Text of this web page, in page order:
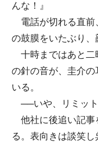
んな！』
電話が切れる直前
の鼓膜をいたぶり、
十時まではあと二
の針の音が、圭介
いる。
──いや、リミット
他社に後追い記事
る。表向きは談笑